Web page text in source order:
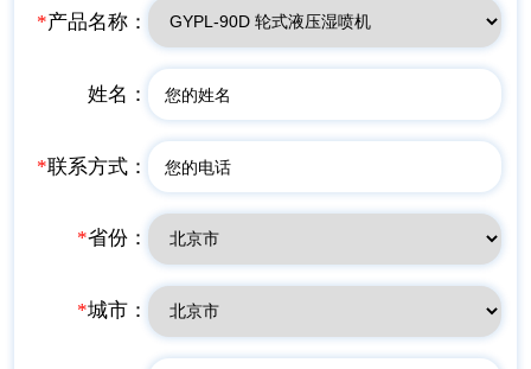
*产品名称：
姓名：
*联系方式：
*省份：
*城市：